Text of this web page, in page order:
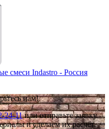
смеси Indastro - Россия
нам!
24-11или отправьте заявку.
и сделаем их расчёт.